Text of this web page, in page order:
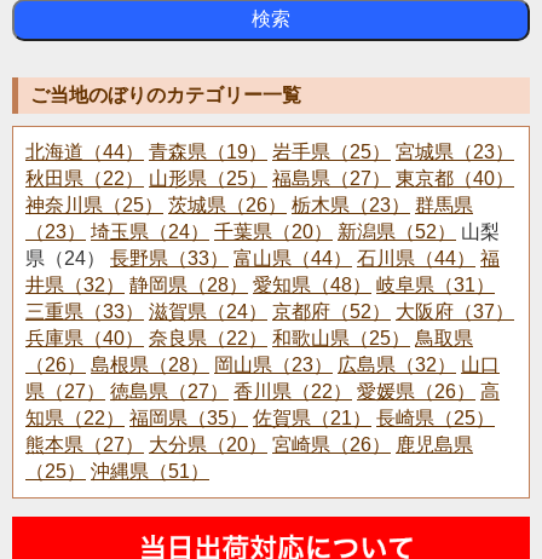
検索
ご当地のぼりのカテゴリー一覧
北海道（44） 青森県（19） 岩手県（25）
宮城県（23）
秋田県（22）
山形県（25） 福島県（27）
東京都（40）
神奈川県（25）
茨城県（26） 栃木県（23）
群馬県
（23）
埼玉県（24） 千葉県（20） 新潟県（52）
山梨
県（24）
長野県（33） 富山県（44） 石川県（44）
福
井県（32）
静岡県（28） 愛知県（48）
岐阜県（31）
三重県（33）
滋賀県（24） 京都府（52）
大阪府（37）
兵庫県（40）
奈良県（22） 和歌山県（25）
鳥取県
（26）
島根県（28） 岡山県（23） 広島県（32）
山口
県（27）
徳島県（27） 香川県（22） 愛媛県（26）
高
知県（22）
福岡県（35） 佐賀県（21）
長崎県（25）
熊本県（27）
大分県（20） 宮崎県（26）
鹿児島県
（25）
沖縄県（51）